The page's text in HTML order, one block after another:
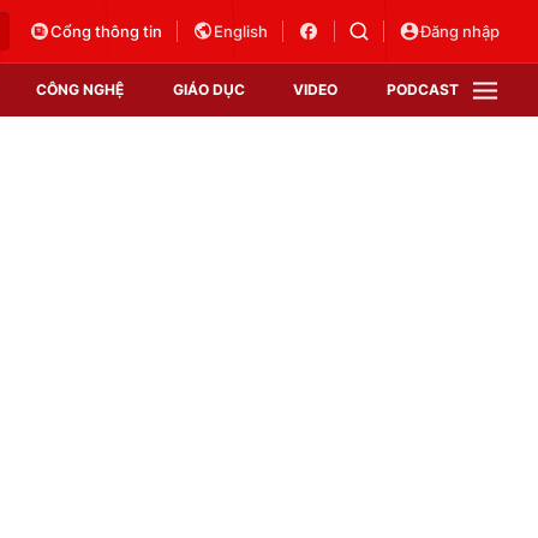
Cổng thông tin English Đăng nhập
CÔNG NGHỆ GIÁO DỤC VIDEO PODCAST